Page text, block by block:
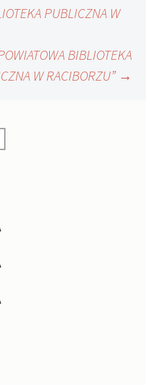
PUBLICZNA W
BIBLIOTEKA
W RACIBORZU” →